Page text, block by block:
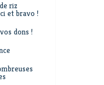
riz
et bravo !
dons !